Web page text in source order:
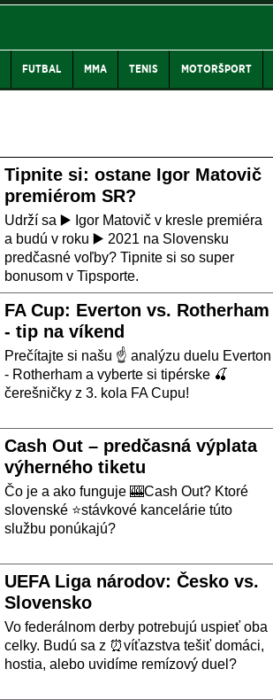
FUTBAL MMA TENIS MOTORŠPORT
Tipnite si: ostane Igor Matovič
premiérom SR?
Udrží sa ▶️ Igor Matovič v kresle premiéra
a budú v roku ▶️ 2021 na Slovensku
predčasné voľby? Tipnite si so super
bonusom v Tipsporte.
FA Cup: Everton vs. Rotherham
- tip na víkend
Prečítajte si našu ☝ analýzu duelu Everton
- Rotherham a vyberte si tipérske 🍒
čerešničky z 3. kola FA Cupu!
Cash Out – predčasná výplata
výherného tiketu
Čo je a ako funguje 🎰Cash Out? Ktoré
slovenské ⭐stávkové kancelárie túto
službu ponúkajú?
UEFA Liga národov: Česko vs.
Slovensko
Vo federálnom derby potrebujú uspieť oba
celky. Budú sa z ⏰víťazstva tešiť domáci,
hostia, alebo uvidíme remízový duel?